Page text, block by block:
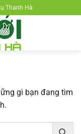
Thanh Hà
gì bạn đang tìm